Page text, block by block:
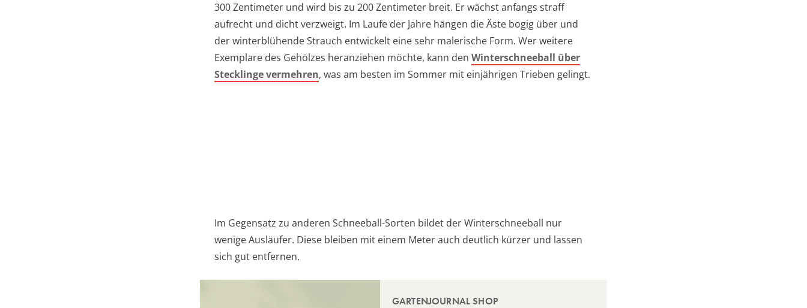
300 Zentimeter und wird bis zu 200 Zentimeter breit. Er wächst anfangs straff
aufrecht und dicht verzweigt. Im Laufe der Jahre hängen die Äste bogig über und
der winterblühende Strauch entwickelt eine sehr malerische Form. Wer weitere
Exemplare des Gehölzes heranziehen möchte, kann den Winterschneeball über
Stecklinge vermehren, was am besten im Sommer mit einjährigen Trieben gelingt.
Im Gegensatz zu anderen Schneeball-Sorten bildet der Winterschneeball nur
wenige Ausläufer. Diese bleiben mit einem Meter auch deutlich kürzer und lassen
sich gut entfernen.
GARTENJOURNAL SHOP